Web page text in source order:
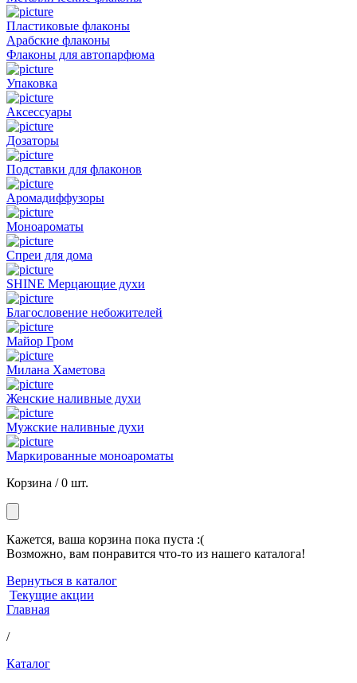
Пластиковые флаконы
Арабские флаконы
Флаконы для автопарфюма
Упаковка
Аксессуары
Дозаторы
Подставки для флаконов
Аромадиффузоры
Моноароматы
Спреи для дома
SHINE Мерцающие духи
Благословение небожителей
Майор Гром
Милана Хаметова
Женские наливные духи
Мужские наливные духи
Маркированные моноароматы
Корзина /0 шт.
Кажется, ваша корзина пока пуста :(
Возможно, вам понравится что-то из нашего каталога!
Вернуться в каталог
Текущие акции
Главная
/
Каталог